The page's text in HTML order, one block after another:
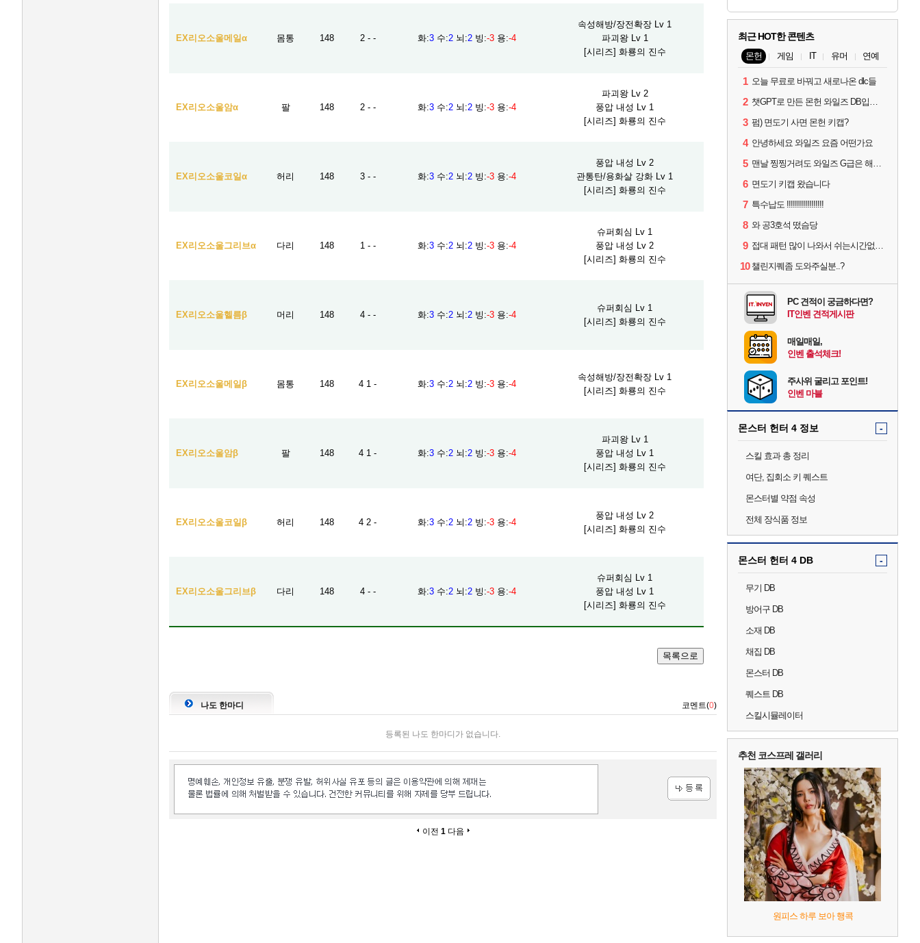
EX리오소울메일α 몸통 148 2 - - 화:3 수:2 뇌 :2 빙 :-3 용:-4
속성해방/장전확장 Lv 1
파괴왕 Lv 1
[시리즈] 화룡의 진수
EX리오소울암α 팔 148 2 - - 화:3 수:2 뇌 :2 빙 :-3 용:-4
파괴왕 Lv 2
풍압 내성 Lv 1
[시리즈] 화룡의 진수
EX리오소울코일α 허리 148 3 - - 화:3 수:2 뇌 :2 빙 :-3 용:-4
풍압 내성 Lv 2
관통탄/용화살 강화 Lv 1
[시리즈] 화룡의 진수
EX리오소울그리브α 다리 148 1 - - 화:3 수:2 뇌 :2 빙 :-3 용:-4
슈퍼회심 Lv 1
풍압 내성 Lv 2
[시리즈] 화룡의 진수
EX리오소울헬름β 머리 148 4 - - 화:3 수:2 뇌 :2 빙 :-3 용:-4
슈퍼회심 Lv 1
[시리즈] 화룡의 진수
EX리오소울메일β 몸통 148 4 1 - 화:3 수:2 뇌 :2 빙 :-3 용:-4
속성해방/장전확장 Lv 1
[시리즈] 화룡의 진수
EX리오소울암β 팔 148 4 1 - 화:3 수:2 뇌 :2 빙 :-3 용:-4
파괴왕 Lv 1
풍압 내성 Lv 1
[시리즈] 화룡의 진수
EX리오소울코일β 허리 148 4 2 - 화:3 수:2 뇌 :2 빙 :-3 용:-4
풍압 내성 Lv 2
[시리즈] 화룡의 진수
EX리오소울그리브β 다리 148 4 - - 화:3 수:2 뇌 :2 빙 :-3 용:-4
슈퍼회심 Lv 1
풍압 내성 Lv 1
[시리즈] 화룡의 진수
목록으로
나도 한마디 코멘트(0)
등록된 나도 한마디가 없습니다.
이전 1 다음
최근 HOT한 콘텐츠
몬헌 게임 IT 유머 연예
1 오늘 무료로 바꿔고 새로나온 dlc들
2 챗GPT로 만든 몬헌 와일즈 DB입니다.
3 펌) 면도기 사면 몬헌 키캡?
4 안녕하세요 와일즈 요즘 어떤가요
5 맨날 찡찡거려도 와일즈 G급은 해야하니까 접속 jpg
6 면도기 키캡 왔습니다
7 특수납도 !!!!!!!!!!!!!!!!!!
8 와 공3호석 떴슴당
9 접대 패턴 많이 나와서 쉬는시간없이 빡딜한것같은데..
10 챌린지퀘좀 도와주실분..?
PC 견적이 궁금하다면?
IT인벤 견적게시판
매일매일,
인벤 출석체크!
주사위 굴리고 포인트!
인벤 마블
몬스터 헌터 4 정보 -
스킬 효과 총 정리
여단, 집회소 키 퀘스트
몬스터별 약점 속성
전체 장식품 정보
몬스터 헌터 4 DB -
무기 DB
방어구 DB
소재 DB
채집 DB
몬스터 DB
퀘스트 DB
스킬시뮬레이터
추천 코스프레 갤러리
원피스 하루 보아 행콕